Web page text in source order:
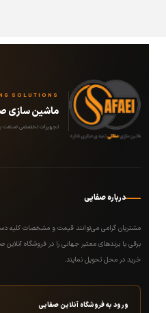
SOLUTIONS
ماشین سازی
تجهیزات تخصصی صنعت
درباره صفایی
مشتریان گرامی می‌توانند قیمت و مشخصات کلیه
برقی با برندهای معتبر جهانی را در فروشگاه
خرید در محل تحویل نمایند.
ورود به فروشگاه آنلاین صفایی